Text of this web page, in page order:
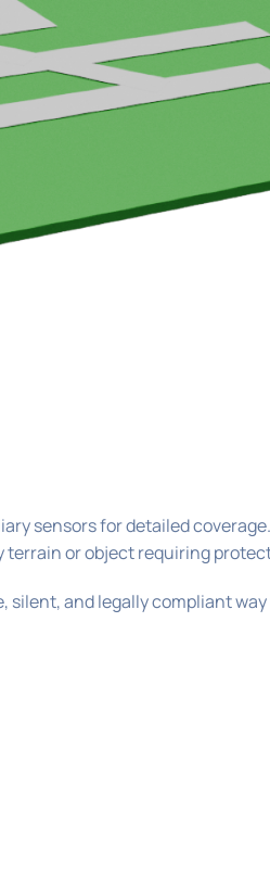
sensors for detailed
terrain or object requiring
and legally compliant